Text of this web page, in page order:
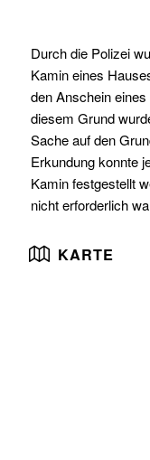
Durch die Polizei
Kamin eines
den Anschein
diesem Grund
Sache auf den
Erkundung konnte
Kamin festgestellt
nicht erforderlich
KARTE